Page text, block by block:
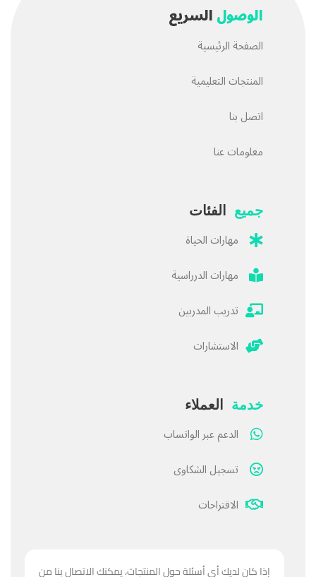
الوصولالسريع
الصفحة الرئيسية
المنتجات التعليمية
اتصل بنا
معلومات عنا
جميع الفئات
مهارات الحياة
مهارات الدرراسية
تدريب المدربين
الاستشارات
خدمة العملاء
الدعم عبر الواتساب
تسجيل الشكاوى
الاقتراحات
إذا كان لديك أي أسئلة حول المنتجات، يمكنك الاتصال بنا من